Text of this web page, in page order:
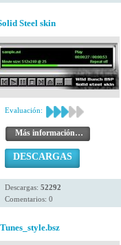
Steel skin
Evaluación:
Más información…
DESCARGAS
Descargas: 52292
Comentarios: 0